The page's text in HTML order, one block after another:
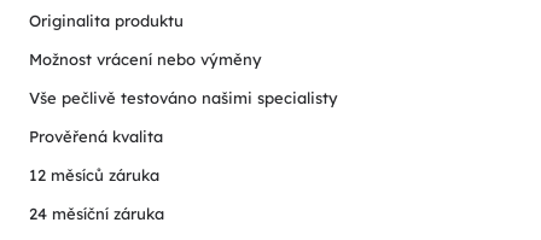
Originalita produktu
Možnost vrácení nebo výměny
Vše pečlivě testováno našimi specialisty
Prověřená kvalita
12 měsíců záruka
24 měsíční záruka